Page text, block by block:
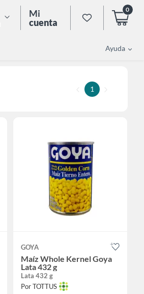
Mi
cuenta
0
Ayuda
1
GOYA
Maíz Whole Kernel Goya
Lata 432 g
Lata 432 g
Por TOTTUS